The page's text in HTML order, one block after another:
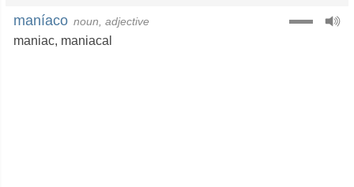
maníaco noun, adjective
maniac, maniacal